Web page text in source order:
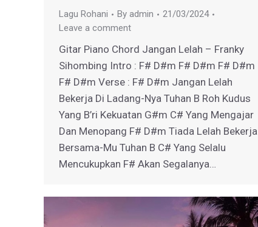
Lagu Rohani By admin
21/03/2024
Leave a comment
Gitar Piano Chord Jangan Lelah – Franky
Sihombing Intro : F# D#m F# D#m F# D#m
F# D#m Verse : F# D#m Jangan Lelah
Bekerja Di Ladang-Nya Tuhan B Roh Kudus
Yang B’ri Kekuatan G#m C# Yang Mengajar
Dan Menopang F# D#m Tiada Lelah Bekerja
Bersama-Mu Tuhan B C# Yang Selalu
Mencukupkan F# Akan Segalanya…